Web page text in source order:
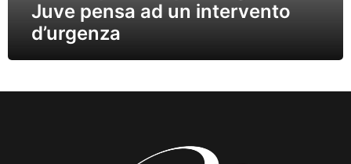
Juve pensa ad un intervento
d’urgenza